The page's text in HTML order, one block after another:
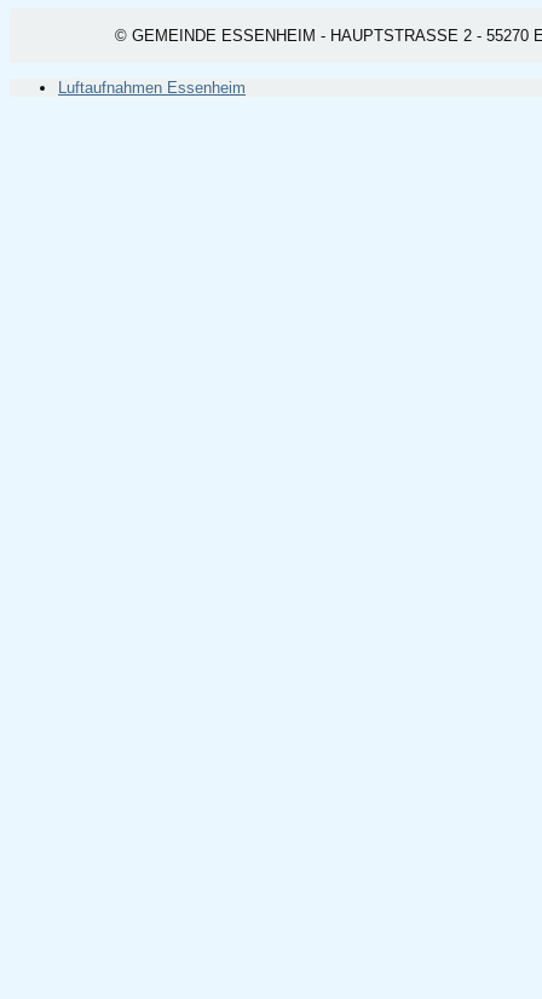
© GEMEINDE ESSENHEIM - HAUPTSTRASSE 2 - 55270
Luftaufnahmen Essenheim